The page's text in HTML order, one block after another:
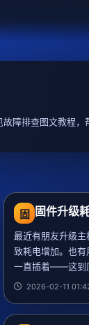
障排查图文教程，
固 固件升级
最近有朋友升级
致耗电增加。也
一直插着——这到
2026-02-11